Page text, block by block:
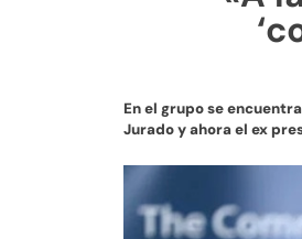
En el grupo se
Jurado y ahora el ex